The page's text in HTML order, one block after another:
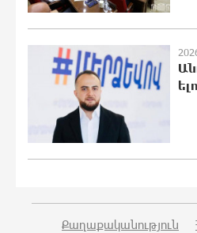
Մոդին
սահմանել. 303
ժամում
Store-ում
Maps-ը
Քաղաքականություն